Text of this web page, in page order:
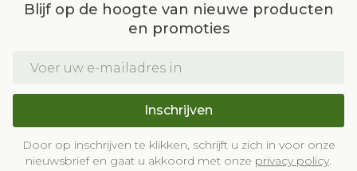
Blijf op de hoogte van nieuwe producten
en promoties
Inschrijven
Door op inschrijven te klikken, schrijft u zich in voor onze
nieuwsbrief en gaat u akkoord met onze privacy policy.